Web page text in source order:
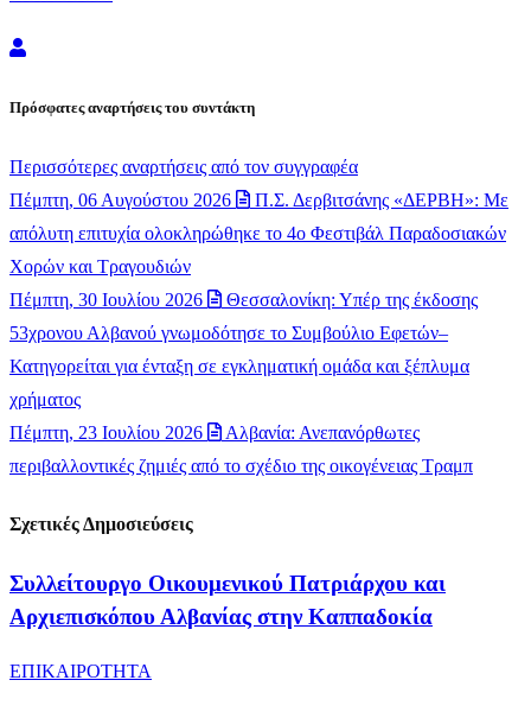
Newsroom
Πρόσφατες αναρτήσεις του συντάκτη
Περισσότερες αναρτήσεις από τον συγγραφέα
Πέμπτη, 06 Αυγούστου 2026
Π.Σ. Δερβιτσάνης «ΔΕΡΒΗ»: Με
απόλυτη επιτυχία ολοκληρώθηκε το 4ο Φεστιβάλ Παραδοσιακών
Χορών και Τραγουδιών
Πέμπτη, 30 Ιουλίου 2026
Θεσσαλονίκη: Υπέρ της έκδοσης
53χρονου Αλβανού γνωμοδότησε το Συμβούλιο Εφετών–
Κατηγορείται για ένταξη σε εγκληματική ομάδα και ξέπλυμα
χρήματος
Πέμπτη, 23 Ιουλίου 2026
Αλβανία: Ανεπανόρθωτες
περιβαλλοντικές ζημιές από το σχέδιο της οικογένειας Τραμπ
Σχετικές Δημοσιεύσεις
Συλλείτουργο Οικουμενικού Πατριάρχου και
Αρχιεπισκόπου Αλβανίας στην Καππαδοκία
ΕΠΙΚΑΙΡΟΤΗΤΑ